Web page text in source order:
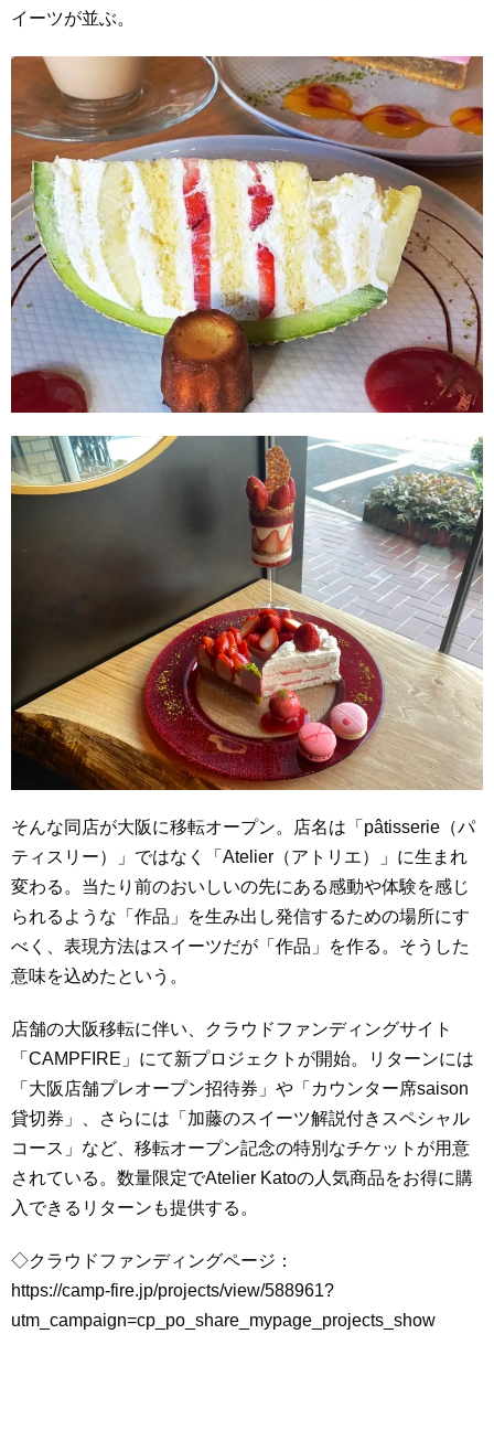
イーツが並ぶ。
そんな同店が大阪に移転オープン。店名は「pâtisserie（パ
ティスリー）」ではなく「Atelier（アトリエ）」に生まれ
変わる。当たり前のおいしいの先にある感動や体験を感じ
られるような「作品」を生み出し発信するための場所にす
べく、表現方法はスイーツだが「作品」を作る。そうした
意味を込めたという。
店舗の大阪移転に伴い、クラウドファンディングサイト
「CAMPFIRE」にて新プロジェクトが開始。リターンには
「大阪店舗プレオープン招待券」や「カウンター席saison
貸切券」、さらには「加藤のスイーツ解説付きスペシャル
コース」など、移転オープン記念の特別なチケットが用意
されている。数量限定でAtelier Katoの人気商品をお得に購
入できるリターンも提供する。
◇クラウドファンディングページ：
https://camp-fire.jp/projects/view/588961?
utm_campaign=cp_po_share_mypage_projects_show